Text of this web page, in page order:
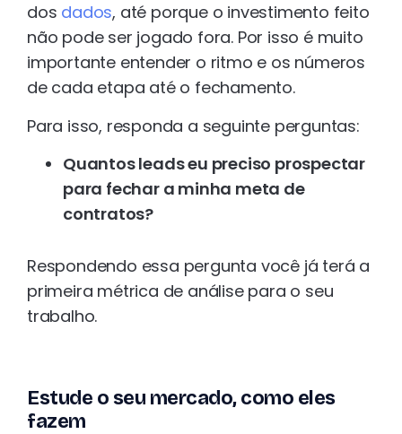
dos dados, até porque o investimento feito
não pode ser jogado fora. Por isso é muito
importante entender o ritmo e os números
de cada etapa até o fechamento.
Para isso, responda a seguinte perguntas:
Quantos leads eu preciso prospectar
para fechar a minha meta de
contratos?
Respondendo essa pergunta você já terá a
primeira métrica de análise para o seu
trabalho.
Estude o seu mercado, como eles
fazem